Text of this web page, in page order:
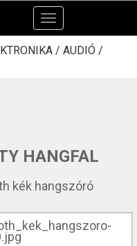
Toggle
navigation
/ AUDIÓ /
HANGFAL
kék hangszóró